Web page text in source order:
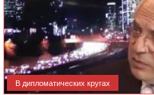
В дипломатических кругах